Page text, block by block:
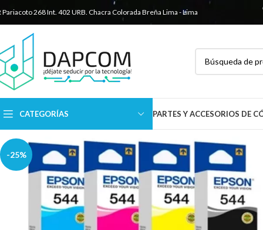
Pariacoto 268 Int. 402 URB. Chacra Colorada Breña Lima - Lima
CATEGORÍAS PARTES Y ACCESORIOS DE
-25%